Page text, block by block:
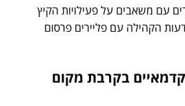
עם משאבים על פעילויות הקיץ
הקהילה עם פליירים פרסום
בקרבת מקום